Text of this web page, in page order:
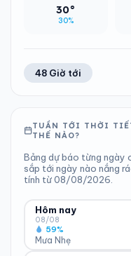
30°
30%
48 Giờ tới
TUẦN TỚI THỜI
THẾ NÀO?
Bảng dự báo từng ngày
sắp tới ngày nào nắng
tính từ 08/08/2026.
Hôm nay
08/08
Mưa Nhẹ
59%